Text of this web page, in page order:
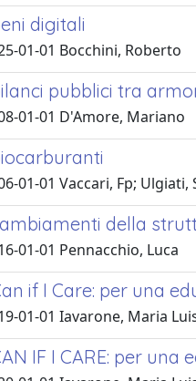
digitali
01-01 Bocchini, Roberto
pubblici tra
01-01 D'Amore, Mariano
01-01 Vaccari, Fp;
della
01-01 Pennacchio, Luca
if I Care: per una
01-01 Iavarone, Maria
IF I CARE: per